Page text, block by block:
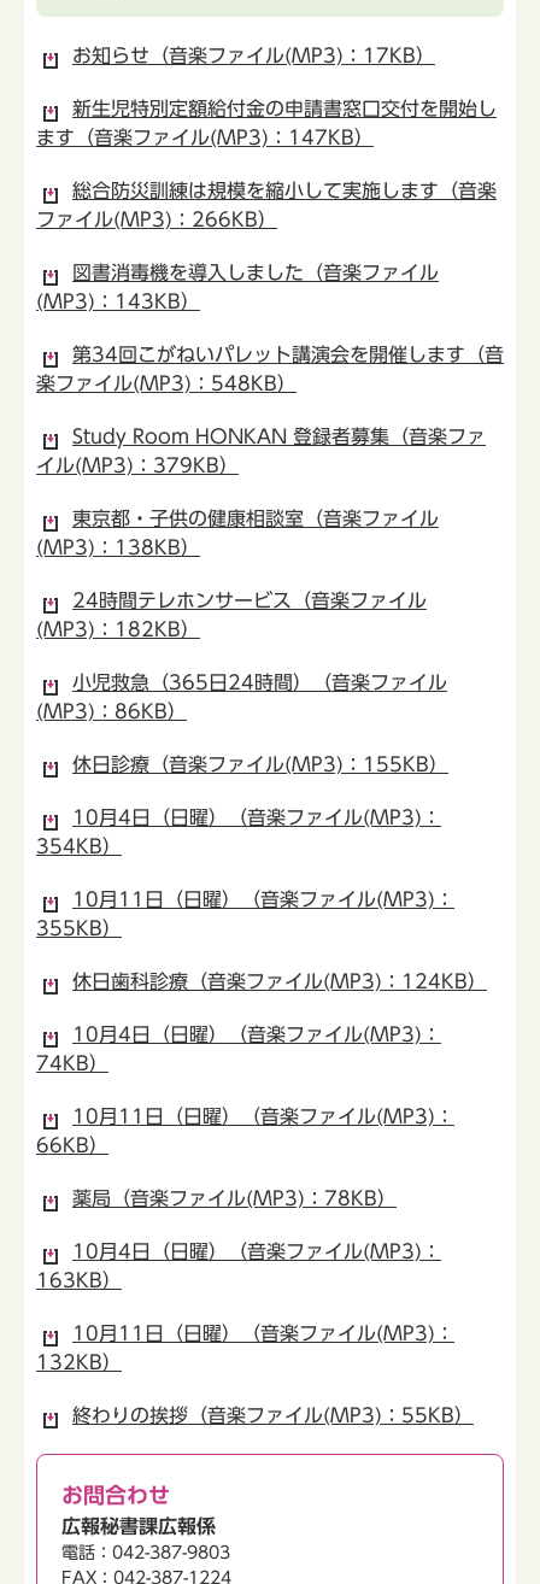
お知らせ（音楽ファイル(MP3)：17KB）
新生児特別定額給付金の申請書窓口交付を開始し
ます（音楽ファイル(MP3)：147KB）
総合防災訓練は規模を縮小して実施します（音楽
ファイル(MP3)：266KB）
図書消毒機を導入しました（音楽ファイル
(MP3)：143KB）
第34回こがねいパレット講演会を開催します（音
楽ファイル(MP3)：548KB）
Study Room HONKAN 登録者募集（音楽ファ
イル(MP3)：379KB）
東京都・子供の健康相談室（音楽ファイル
(MP3)：138KB）
24時間テレホンサービス（音楽ファイル
(MP3)：182KB）
小児救急（365日24時間）（音楽ファイル
(MP3)：86KB）
休日診療（音楽ファイル(MP3)：155KB）
10月4日（日曜）（音楽ファイル(MP3)：
354KB）
10月11日（日曜）（音楽ファイル(MP3)：
355KB）
休日歯科診療（音楽ファイル(MP3)：124KB）
10月4日（日曜）（音楽ファイル(MP3)：
74KB）
10月11日（日曜）（音楽ファイル(MP3)：
66KB）
薬局（音楽ファイル(MP3)：78KB）
10月4日（日曜）（音楽ファイル(MP3)：
163KB）
10月11日（日曜）（音楽ファイル(MP3)：
132KB）
終わりの挨拶（音楽ファイル(MP3)：55KB）
お問合わせ
広報秘書課広報係
電話：042-387-9803
FAX：042-387-1224